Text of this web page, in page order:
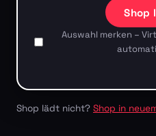
Shop
Auswahl merken –
Shop lädt nicht? Shop in